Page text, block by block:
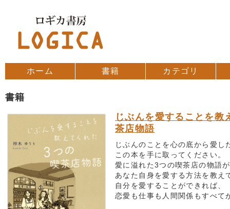
ホーム 書籍 カテゴリ
書籍
じぶんを愛することを
茶店物語
じぶんのことを心の底から愛し
この本を手に取ってください。
愛に溢れた3つの喫茶店の物語
あなた自身を愛する方法を教え
自分を愛することができれば、
恋愛も仕事も人間関係もすべて